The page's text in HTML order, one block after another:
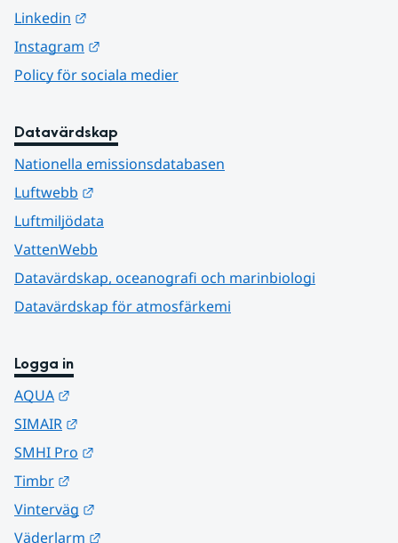
Linkedin
Instagram
Policy för sociala medier
Datavärdskap
Nationella emissionsdatabasen
Luftwebb
Luftmiljödata
VattenWebb
Datavärdskap, oceanografi och marinbiologi
Datavärdskap för atmosfärkemi
Logga in
AQUA
SIMAIR
SMHI Pro
Timbr
Vinterväg
Väderlarm